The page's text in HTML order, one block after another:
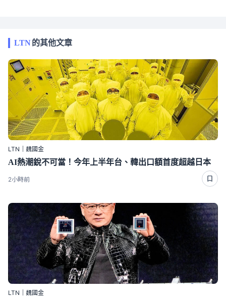
LTN的其他文章
LTN｜魏國金
AI熱潮銳不可當！今年上半年台、韓出口額首度超越日本
2小時前
LTN｜魏國金